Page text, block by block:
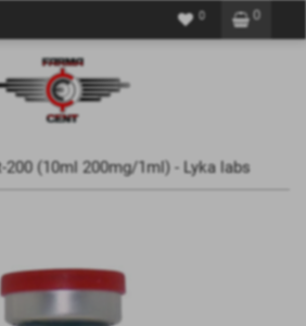
0
0
200 (10ml 200mg/1ml) - Lyka labs